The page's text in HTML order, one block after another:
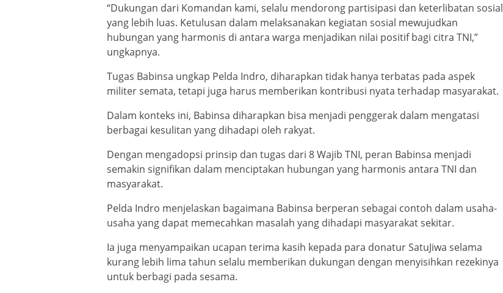
“Dukungan dari Komandan kami, selalu mendorong partisipasi dan keterlibatan sosial
yang lebih luas. Ketulusan dalam melaksanakan kegiatan sosial mewujudkan
hubungan yang harmonis di antara warga menjadikan nilai positif bagi citra TNI,”
ungkapnya.
Tugas Babinsa ungkap Pelda Indro, diharapkan tidak hanya terbatas pada aspek
militer semata, tetapi juga harus memberikan kontribusi nyata terhadap masyarakat.
Dalam konteks ini, Babinsa diharapkan bisa menjadi penggerak dalam mengatasi
berbagai kesulitan yang dihadapi oleh rakyat.
Dengan mengadopsi prinsip dan tugas dari 8 Wajib TNI, peran Babinsa menjadi
semakin signifikan dalam menciptakan hubungan yang harmonis antara TNI dan
masyarakat.
Pelda Indro menjelaskan bagaimana Babinsa berperan sebagai contoh dalam usaha-
usaha yang dapat memecahkan masalah yang dihadapi masyarakat sekitar.
Ia juga menyampaikan ucapan terima kasih kepada para donatur SatuJiwa selama
kurang lebih lima tahun selalu memberikan dukungan dengan menyisihkan rezekinya
untuk berbagi pada sesama.